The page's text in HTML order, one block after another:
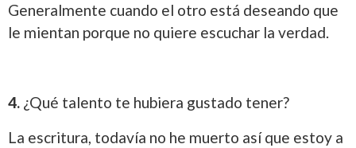
Generalmente cuando el otro está deseando que
le mientan porque no quiere escuchar la verdad.
4. ¿Qué talento te hubiera gustado tener?
La escritura, todavía no he muerto así que estoy a